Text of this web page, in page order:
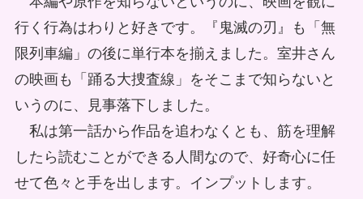
行く行為はわりと好きです。『鬼滅の刃』も「無
限列車編」の後に単行本を揃えました。室井さん
の映画も「踊る大捜査線」をそこまで知らないと
いうのに、見事落下しました。
私は第一話から作品を追わなくとも、筋を理解
したら読むことができる人間なので、好奇心に任
せて色々と手を出します。インプットします。